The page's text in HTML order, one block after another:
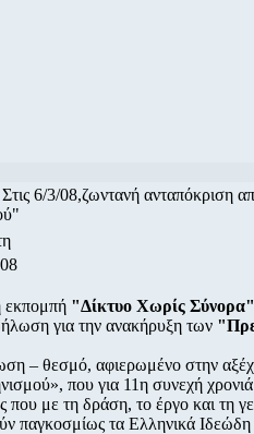
6/3/08,ζωντανή ανταπόκριση
εκπομπή "Δίκτυο Χωρίς Σύνορα"
για την ανακήρυξη των
– θεσμό, αφιερωμένο στην
που για 11η συνεχή
που με τη δράση, το έργο και τη
παγκοσμίως τα Ελληνικά Ιδεώδη